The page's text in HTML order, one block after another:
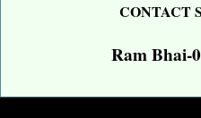
CONTACT
Ram Bhai-